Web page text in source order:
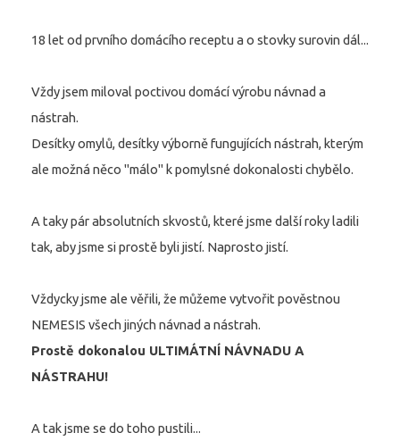
18 let od prvního domácího receptu a o stovky surovin dál...
Vždy jsem miloval poctivou domácí výrobu návnad a
nástrah.
Desítky omylů, desítky výborně fungujících nástrah, kterým
ale možná něco "málo" k pomylsné dokonalosti chybělo.
A taky pár absolutních skvostů, které jsme další roky ladili
tak, aby jsme si prostě byli jistí. Naprosto jistí.
Vždycky jsme ale věřili, že můžeme vytvořit pověstnou
NEMESIS všech jiných návnad a nástrah.
Prostě dokonalou ULTIMÁTNÍ NÁVNADU A
NÁSTRAHU!
A tak jsme se do toho pustili...